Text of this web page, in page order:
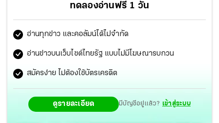
ทดลองอ่านฟรี 1 วัน
อ่านทุกข่าว และคอลัมน์ได้ไม่จำกัด
อ่านข่าวบนเว็บไซต์ไทยรัฐ แบบไม่มีโฆษณารบกวน
สมัครง่าย ไม่ต้องใช้บัตรเครดิต
ดูรายละเอียด มีบัญชีอยู่แล้ว? เข้าสู่ระบบ